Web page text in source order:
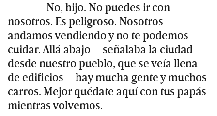
—No, hijo. No puedes ir con
nosotros. Es peligroso. Nosotros
andamos vendiendo y no te podemos
cuidar. Allá abajo —señalaba la ciudad
desde nuestro pueblo, que se veía llena
de edificios— hay mucha gente y muchos
carros. Mejor quédate aquí con tus papás
mientras volvemos.